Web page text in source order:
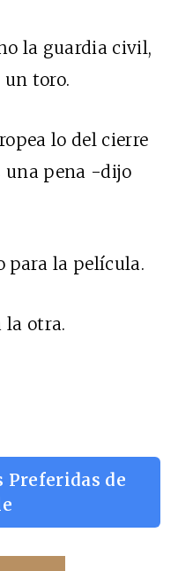
la guardia civil,
un toro.
lo del cierre
una pena -dijo
para la película.
la otra.
Preferidas de